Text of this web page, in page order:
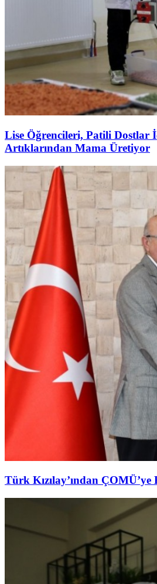
Lise Öğrencileri, Patili Dostlar
Artıklarından Mama Üretiyor
Türk Kızılay’ından